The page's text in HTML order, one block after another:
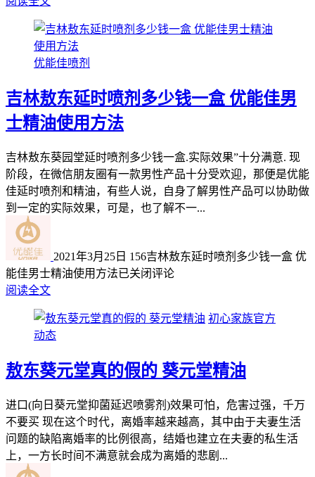
优能佳喷剂
吉林敖东延时喷剂多少钱一盒 优能佳男
士精油使用方法
吉林敖东葵园堂延时喷剂多少钱一盒.实际效果”十分满意. 现
阶段，在微信朋友圈有一款男性产品十分受欢迎，那便是优能
佳延时喷剂和精油，有些人说，自身了解男性产品可以协助做
到一定的实际效果，可是，也了解不一...
2021年3月25日 156吉林敖东延时喷剂多少钱一盒 优
能佳男士精油使用方法已关闭评论
阅读全文
初心家族官方
动态
敖东葵元堂真的假的 葵元堂精油
进口(向日葵元堂抑菌延迟喷雾剂)效果可怕，危害过强，千万
不要买 现在这个时代，离婚率越来越高，其中由于夫妻生活
问题的缺陷离婚率的比例很高，结婚也建立在夫妻的私生活
上，一方长时间不满意就会成为离婚的悲剧...